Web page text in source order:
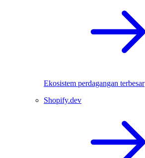
Ekosistem perdagangan terbesar
Shopify.dev